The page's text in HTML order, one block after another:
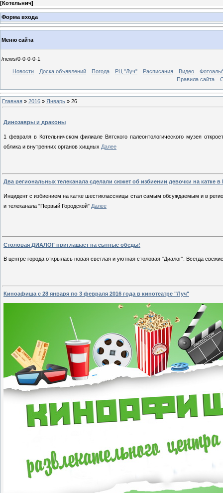
[Котельнич]
Форма входа
Меню сайта
/news/0-0-0-0-1
Новости Доска объявлений Погода РЦ "Луч" Расписания Видео
Правила сайта
Главная » 2016 » Январь » 26
Динозавры и драконы
1 февраля в Котельничском филиале Вятского палеонтологического музея
облика и внутренних органов хищных Далее
Два региональных телеканала сделали сюжет об избиении девочки на катке в
Инцидент с избиением на катке шестиклассницы стал самым обсуждаемым и в
и телеканала "Первый Городской" Далее
Столовая ДИАЛОГ приглашает на сытные обеды!
В центре города открылась новая светлая и уютная столовая "Диалог". Всегда
Киноафиша с 28 января по 3 февраля 2016 года в кинотеатре "Луч"